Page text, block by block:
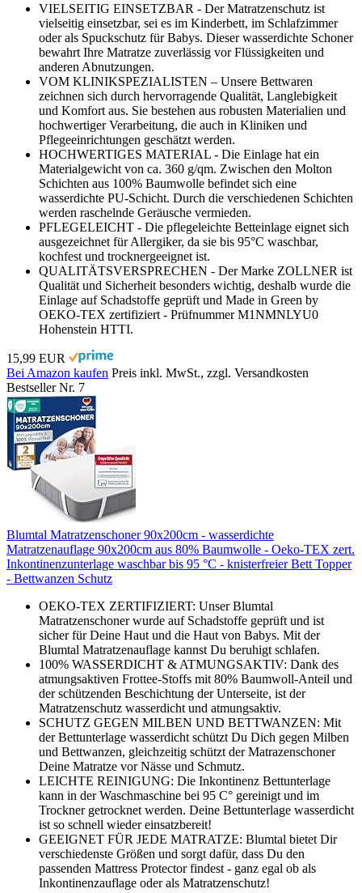
VIELSEITIG EINSETZBAR - Der Matratzenschutz ist
vielseitig einsetzbar, sei es im Kinderbett, im Schlafzimmer
oder als Spuckschutz für Babys. Dieser wasserdichte Schoner
bewahrt Ihre Matratze zuverlässig vor Flüssigkeiten und
anderen Abnutzungen.
VOM KLINIKSPEZIALISTEN – Unsere Bettwaren
zeichnen sich durch hervorragende Qualität, Langlebigkeit
und Komfort aus. Sie bestehen aus robusten Materialien und
hochwertiger Verarbeitung, die auch in Kliniken und
Pflegeeinrichtungen geschätzt werden.
HOCHWERTIGES MATERIAL - Die Einlage hat ein
Materialgewicht von ca. 360 g/qm. Zwischen den Molton
Schichten aus 100% Baumwolle befindet sich eine
wasserdichte PU-Schicht. Durch die verschiedenen Schichten
werden raschelnde Geräusche vermieden.
PFLEGELEICHT - Die pflegeleichte Betteinlage eignet sich
ausgezeichnet für Allergiker, da sie bis 95°C waschbar,
kochfest und trocknergeeignet ist.
QUALITÄTSVERSPRECHEN - Der Marke ZOLLNER ist
Qualität und Sicherheit besonders wichtig, deshalb wurde die
Einlage auf Schadstoffe geprüft und Made in Green by
OEKO-TEX zertifiziert - Prüfnummer M1NMNLYU0
Hohenstein HTTI.
15,99 EUR
Bei Amazon kaufen Preis inkl. MwSt., zzgl. Versandkosten
Bestseller Nr. 7
Blumtal Matratzenschoner 90x200cm - wasserdichte
Matratzenauflage 90x200cm aus 80% Baumwolle - Oeko-TEX zert.
Inkontinenzunterlage waschbar bis 95 °C - knisterfreier Bett Topper
- Bettwanzen Schutz
OEKO-TEX ZERTIFIZIERT: Unser Blumtal
Matratzenschoner wurde auf Schadstoffe geprüft und ist
sicher für Deine Haut und die Haut von Babys. Mit der
Blumtal Matratzenauflage kannst Du beruhigt schlafen.
100% WASSERDICHT & ATMUNGSAKTIV: Dank des
atmungsaktiven Frottee-Stoffs mit 80% Baumwoll-Anteil und
der schützenden Beschichtung der Unterseite, ist der
Matratzenschutz wasserdicht und atmungsaktiv.
SCHUTZ GEGEN MILBEN UND BETTWANZEN: Mit
der Bettunterlage wasserdicht schützt Du Dich gegen Milben
und Bettwanzen, gleichzeitig schützt der Matrazenschoner
Deine Matratze vor Nässe und Schmutz.
LEICHTE REINIGUNG: Die Inkontinenz Bettunterlage
kann in der Waschmaschine bei 95 C° gereinigt und im
Trockner getrocknet werden. Deine Bettunterlage wasserdicht
ist so schnell wieder einsatzbereit!
GEEIGNET FÜR JEDE MATRATZE: Blumtal bietet Dir
verschiedenste Größen und sorgt dafür, dass Du den
passenden Mattress Protector findest - ganz egal ob als
Inkontinenzauflage oder als Matratzenschutz!